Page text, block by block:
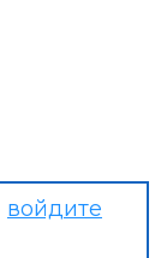
войдите